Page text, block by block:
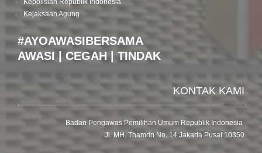
Kepolisian Republik Indonesia
Kejaksaan Agung
#AYOAWASIBERSAMA
AWASI | CEGAH | TINDAK
KONTAK KAMI
Badan Pengawas Pemilihan Umum Republik Indonesia
Jl. MH. Thamrin No. 14 Jakarta Pusat 10350